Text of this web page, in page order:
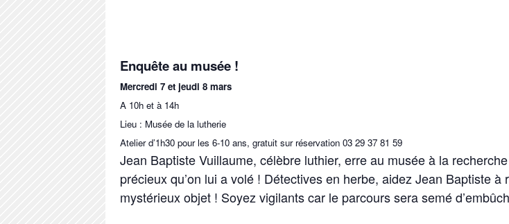
Enquête au musée !
Mercredi 7 et jeudi 8 mars
A 10h et à 14h
Lieu : Musée de la lutherie
Atelier d’1h30 pour les 6-10 ans, gratuit sur réservation 03 29 37 81 59
Jean Baptiste Vuillaume, célèbre luthier, erre au musée à la recherche
précieux qu’on lui a volé ! Détectives en herbe, aidez Jean Baptiste à
mystérieux objet ! Soyez vigilants car le parcours sera semé